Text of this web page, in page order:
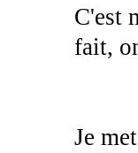
C'est
fait,
Je